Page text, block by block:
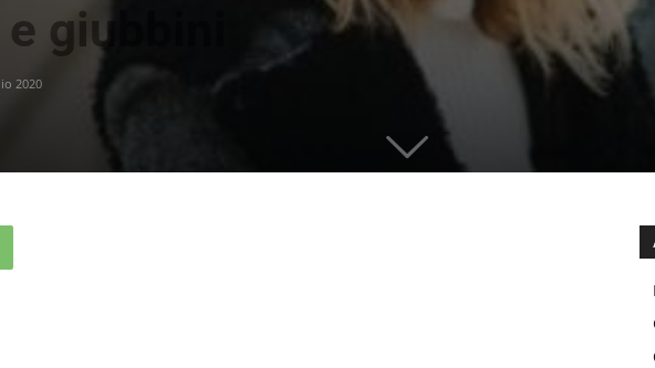
giubbini
2020